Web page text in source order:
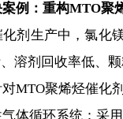
例：重构MTO聚
生产中，氯化镁
溶剂回收率低、
聚烯烃催化剂
系统：采用高纯